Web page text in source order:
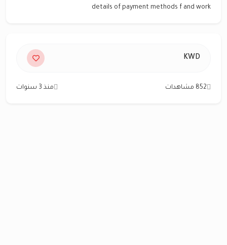
details of payment methods f and work
KWD
852 مشاهدات منذ 3 سنوات